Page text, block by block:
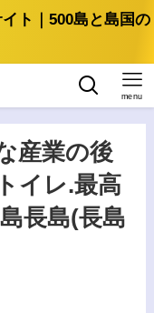
ト｜500島と島国の
menu
産業の後
イレ.最高
長島(長島